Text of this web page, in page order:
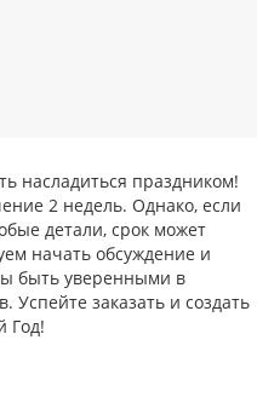
насладиться праздником!
2 недель. Однако, если
детали, срок может
начать обсуждение и
быть уверенными в
Успейте заказать и создать
Год!